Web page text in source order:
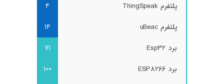
پلتفرم ThingSpeak
4
پلتفرم uBeac
14
برد Esp32
71
برد ESP8266
100